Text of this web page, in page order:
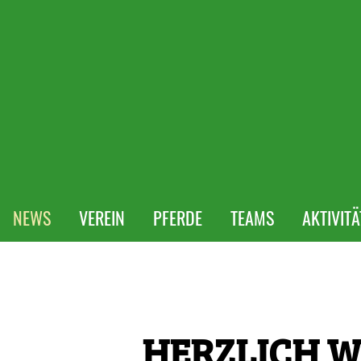
NEWS VEREIN PFERDE TEAMS